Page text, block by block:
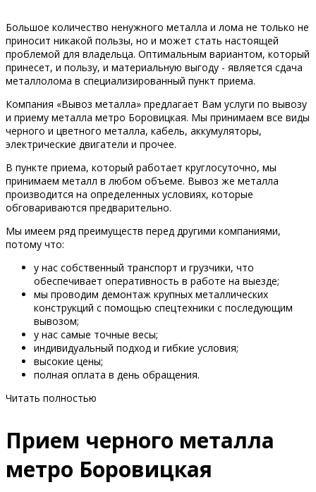
Большое количество ненужного металла и лома не только не
приносит никакой пользы, но и может стать настоящей
проблемой для владельца. Оптимальным вариантом, который
принесет, и пользу, и материальную выгоду - является сдача
металлолома в специализированный пункт приема.
Компания «Вывоз металла» предлагает Вам услуги по вывозу
и приему металла метро Боровицкая. Мы принимаем все виды
черного и цветного металла, кабель, аккумуляторы,
электрические двигатели и прочее.
В пункте приема, который работает круглосуточно, мы
принимаем металл в любом объеме. Вывоз же металла
производится на определенных условиях, которые
обговариваются предварительно.
Мы имеем ряд преимуществ перед другими компаниями,
потому что:
у нас собственный транспорт и грузчики, что
обеспечивает оперативность в работе на выезде;
мы проводим демонтаж крупных металлических
конструкций с помощью спецтехники с последующим
вывозом;
у нас самые точные весы;
индивидуальный подход и гибкие условия;
высокие цены;
полная оплата в день обращения.
Читать полностью
Прием черного металла
метро Боровицкая